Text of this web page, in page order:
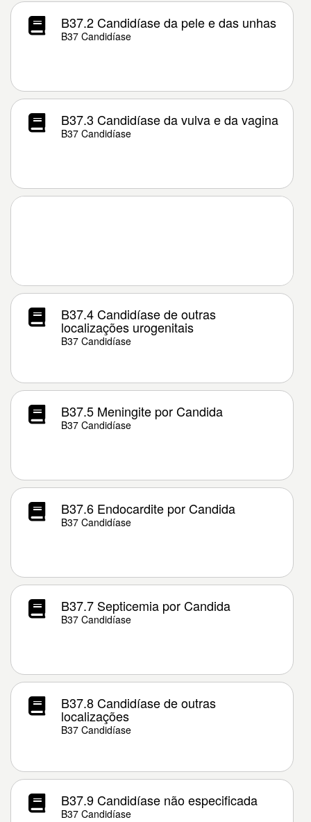
B37.2 Candidíase da pele e das unhas
B37 Candidíase
B37.3 Candidíase da vulva e da vagina
B37 Candidíase
B37.4 Candidíase de outras
localizações urogenitais
B37 Candidíase
B37.5 Meningite por Candida
B37 Candidíase
B37.6 Endocardite por Candida
B37 Candidíase
B37.7 Septicemia por Candida
B37 Candidíase
B37.8 Candidíase de outras
localizações
B37 Candidíase
B37.9 Candidíase não especificada
B37 Candidíase